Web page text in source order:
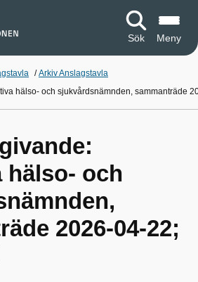
Sök Meny
/Arkiv Anslagstavla
hälso- och sjukvårdsnämnden, sammanträde
hälso- och
2026-04-22;